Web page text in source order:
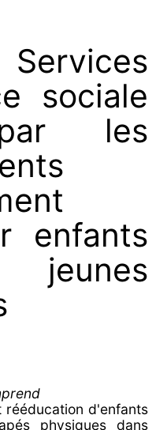
sociale
les
enfants
d'enfants
physiques dans